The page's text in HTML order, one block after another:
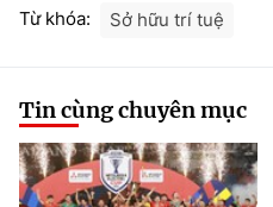
Từ khóa: Sở hữu trí tuệ
Tin cùng chuyên mục